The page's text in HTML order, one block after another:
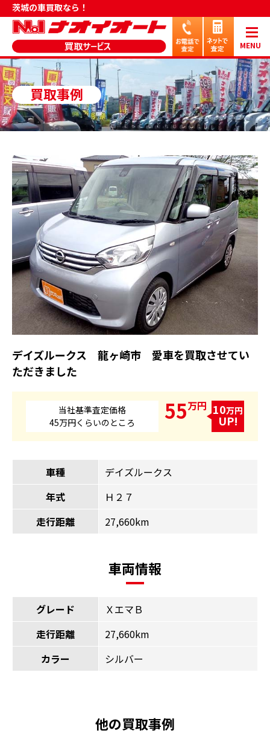
茨城の車買取なら！
MENU
買取事例
デイズルークス 龍ヶ崎市 愛車を買取させてい
ただきました
当社基準査定価格
45万円くらいのところ
55万円 10万円
UP!
車種
デイズルークス
年式
Ｈ２７
走行距離
27,660km
車両情報
グレード
ＸエマＢ
走行距離
27,660km
カラー
シルバー
他の買取事例